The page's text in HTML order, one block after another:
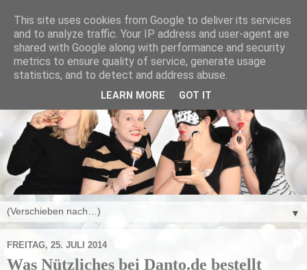
▼
FREITAG, 25. JULI 2014
Was Nützliches bei Danto.de bestellt
This site uses cookies from Google to deliver its services
and to analyze traffic. Your IP address and user-agent are
shared with Google along with performance and security
metrics to ensure quality of service, generate usage
statistics, and to detect and address abuse.
LEARN MORE GOT IT